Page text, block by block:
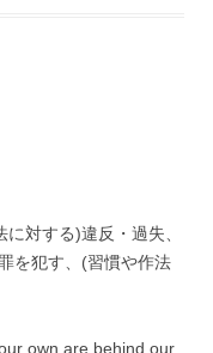
対する)違反・過失、
を犯す、(習慣や作法
own are behind our